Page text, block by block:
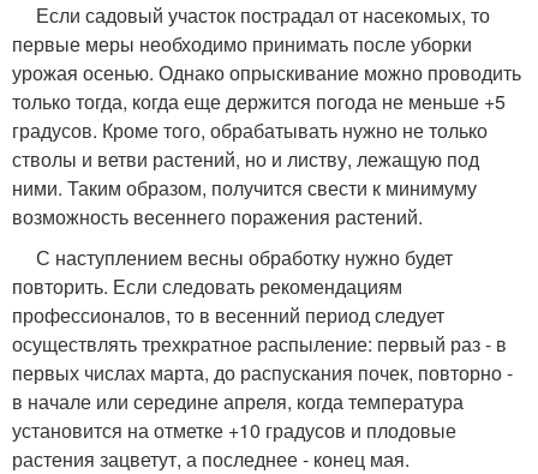
Если садовый участок пострадал от насекомых, то
первые меры необходимо принимать после уборки
урожая осенью. Однако опрыскивание можно проводить
только тогда, когда еще держится погода не меньше +5
градусов. Кроме того, обрабатывать нужно не только
стволы и ветви растений, но и листву, лежащую под
ними. Таким образом, получится свести к минимуму
возможность весеннего поражения растений.
С наступлением весны обработку нужно будет
повторить. Если следовать рекомендациям
профессионалов, то в весенний период следует
осуществлять трехкратное распыление: первый раз - в
первых числах марта, до распускания почек, повторно -
в начале или середине апреля, когда температура
установится на отметке +10 градусов и плодовые
растения зацветут, а последнее - конец мая.